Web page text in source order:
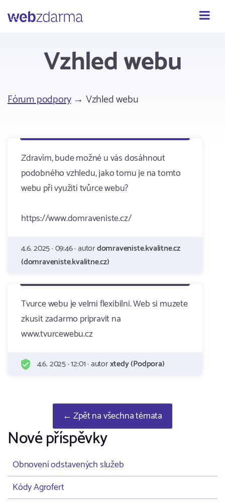
Webzdarma
Vzhled webu
Fórum podpory→ Vzhled webu
Zdravím, bude možné u vás dosáhnout
podobného vzhledu, jako tomu je na tomto
webu při využití tvůrce webu?
https://www.domraveniste.cz/
4.6. 2025 · 09:46 · autordomraveniste.kvalitne.cz
(domraveniste.kvalitne.cz)
Tvurce webu je velmi flexibilni. Web si muzete
zkusit zadarmo pripravit na
www.tvurcewebu.cz
4.6. 2025 · 12:01 · autorxtedy (Podpora)
← Zpět na všechna témata
Nové příspěvky
Obnovení odstavených služeb
Kódy Agrofert